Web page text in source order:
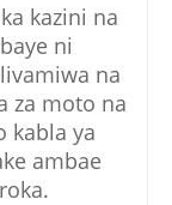
kazini na
ni
na
za moto na
kabla ya
ambae